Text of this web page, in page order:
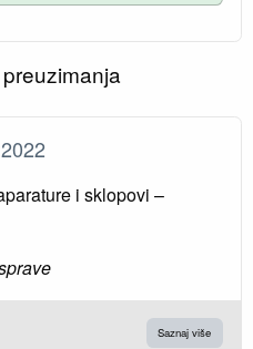
i sklopovi –
Saznaj više